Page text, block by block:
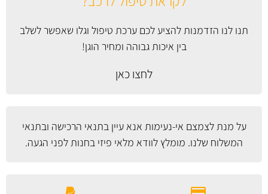
תנו לנו הזדמנות להציע לכם ערכת טיפול וגלו שאפשר לשלב
בין איכות גבוהה ומחיר הוגן!
לחצו כאן
על מנת לצמצם אי-נעימות אנא עייןבתנאי הרכישה ובתנאי
המשלוח שלנו. מומלץ לוודא מלאי פיזי בחנות לפני הגעה.